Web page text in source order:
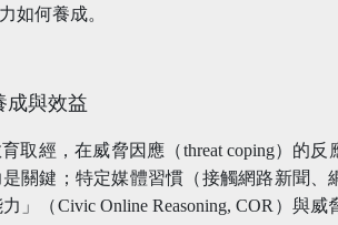
如何養成。
成與效益
取經，在威脅因應（threat coping）的反
關鍵；特定媒體習慣（接觸網路新聞、
」（Civic Online Reasoning, COR）與